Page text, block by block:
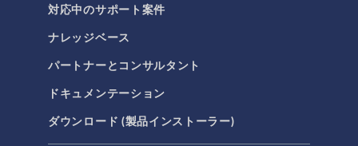
対応中のサポート案件
ナレッジベース
パートナーとコンサルタント
ドキュメンテーション
ダウンロード (製品インストーラー)